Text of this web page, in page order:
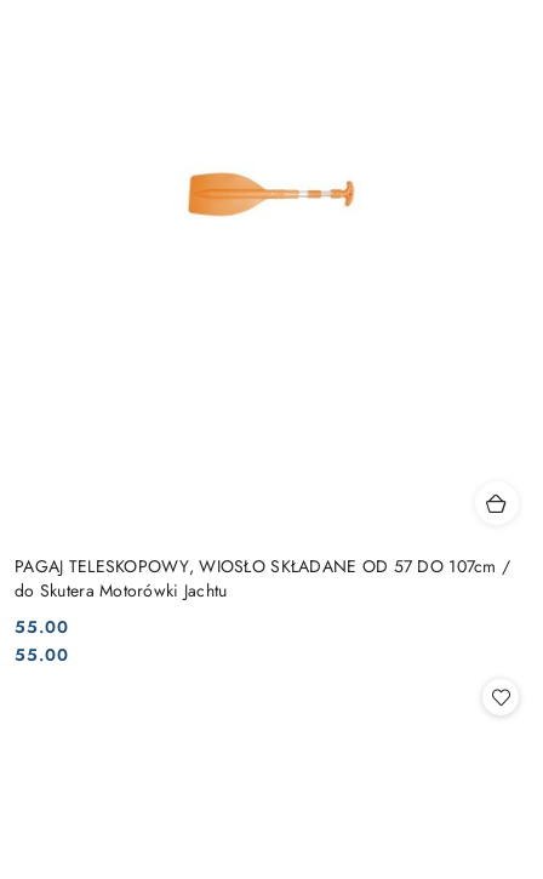
PAGAJ TELESKOPOWY, WIOSŁO SKŁADANE OD 57 DO 107cm /
do Skutera Motorówki Jachtu
Cena:
55.00
Cena:
55.00